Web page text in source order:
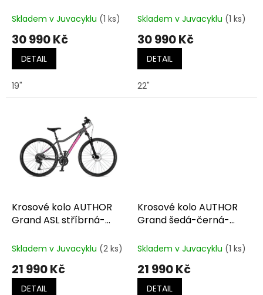
Skladem v Juvacyklu (1 ks)
30 990 Kč
DETAIL
19"
Skladem v Juvacyklu (1 ks)
30 990 Kč
DETAIL
22"
Krosové kolo AUTHOR
Grand ASL stříbrná-
Skladem v Juvacyklu (2 ks)
21 990 Kč
DETAIL
Krosové kolo AUTHOR
Grand šedá-černá-
Skladem v Juvacyklu (1 ks)
21 990 Kč
DETAIL